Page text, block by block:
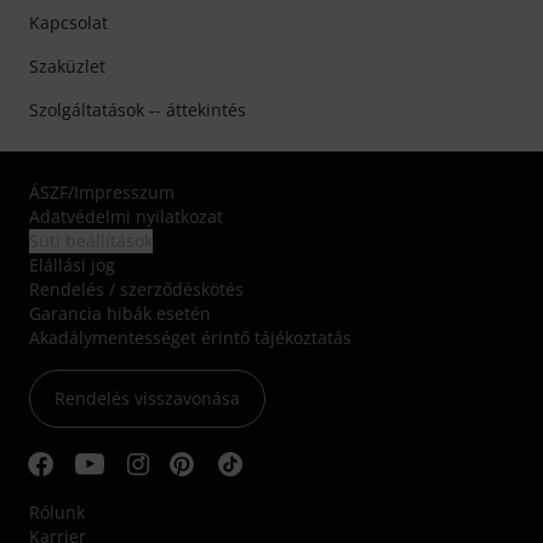
Kapcsolat
Szaküzlet
Szolgáltatások -- áttekintés
ÁSZF/Impresszum
Adatvédelmi nyilatkozat
Elállási jog
Rendelés / szerződéskötés
Garancia hibák esetén
Akadálymentességet érintő tájékoztatás
Rendelés visszavonása
Rólunk
Karrier